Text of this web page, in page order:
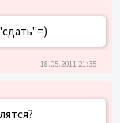
18.05.2011 21:35